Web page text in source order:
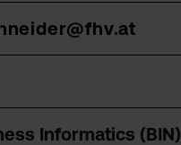
Informatics (BIN)